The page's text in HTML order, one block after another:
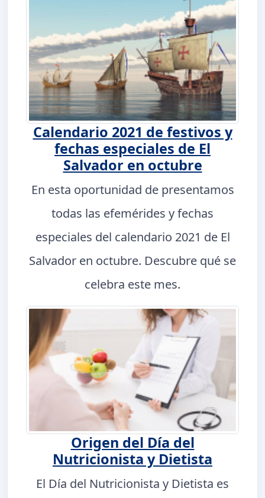
Calendario 2021 de festivos y
fechas especiales de El
Salvador en octubre
En esta oportunidad de presentamos
todas las efemérides y fechas
especiales del calendario 2021 de El
Salvador en octubre. Descubre qué se
celebra este mes.
Origen del Día del
Nutricionista y Dietista
El Día del Nutricionista y Dietista es